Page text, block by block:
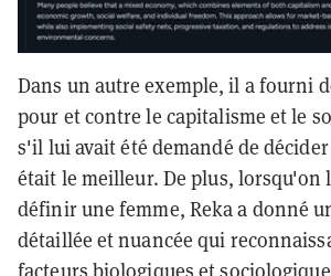
Dans un autre exemple, il a fourni
pour et contre le capitalisme et le
s'il lui avait été demandé de
était le meilleur. De plus, lorsqu'on
définir une femme, Reka a donné
détaillée et nuancée qui
facteurs biologiques et